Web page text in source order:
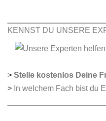
KENNST DU UNSERE
> Stelle kostenlos Deine
> In welchem Fach bist du